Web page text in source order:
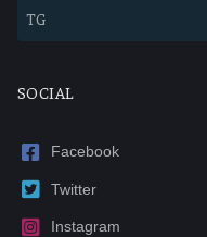
TG
SOCIAL
Facebook
Twitter
Instagram